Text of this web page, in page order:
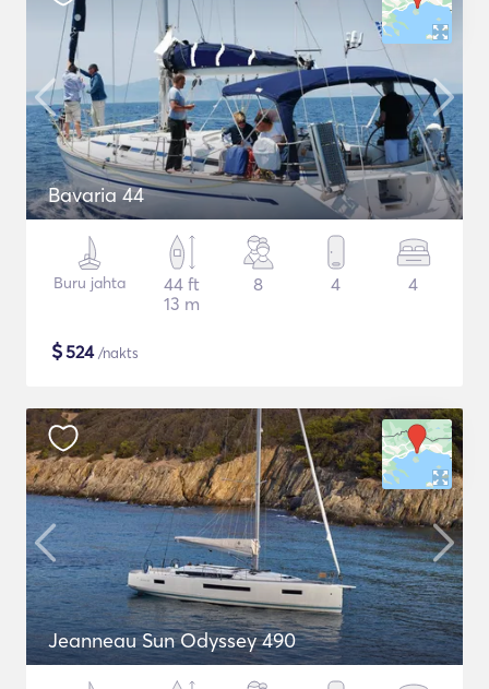
Bavaria 44
Buru jahta
44 ft
13 m
8 4 4
$524/nakts
Jeanneau Sun Odyssey 490